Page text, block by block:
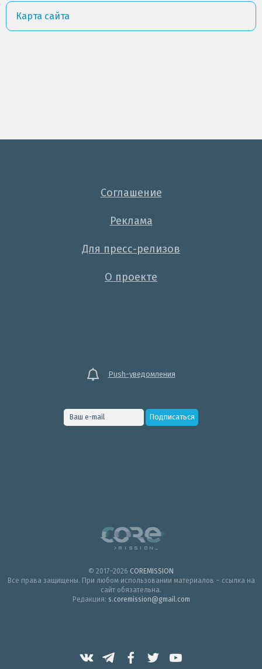
Карта сайта
Соглашение
Реклама
Для пресс-релизов
О проекте
Push-уведомления
© 2017–2026 COREMISSION
Все права защищены. При любом использовании материалов – ссылка на
сайт обязательна.
Редакция: s.coremission@gmail.com